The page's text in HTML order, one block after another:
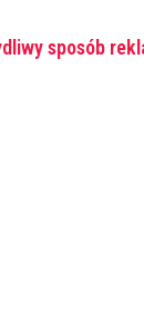
sposób